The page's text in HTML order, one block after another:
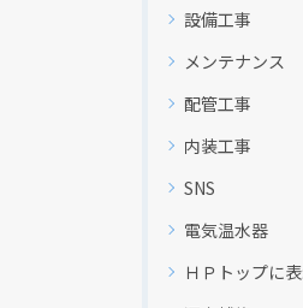
設備工事
メンテナンス
配管工事
内装工事
SNS
電気温水器
ＨＰトップに
現在、新聞に入っている